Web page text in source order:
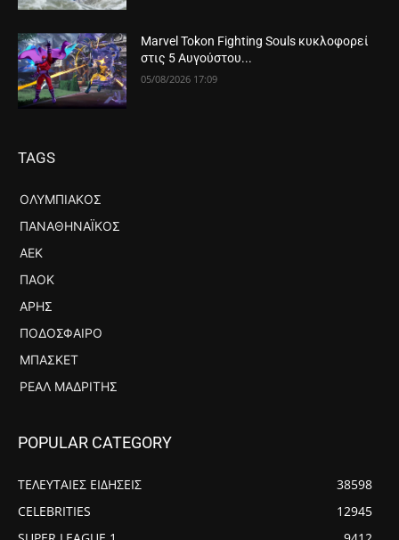
Marvel Tokon Fighting Souls κυκλοφορεί
στις 5 Αυγούστου...
05/08/2026 17:09
TAGS
ΟΛΥΜΠΙΑΚΌΣ
ΠΑΝΑΘΗΝΑΪΚΌΣ
ΑΕΚ
ΠΑΟΚ
ΆΡΗΣ
ΠΟΔΌΣΦΑΙΡΟ
ΜΠΆΣΚΕΤ
ΡΕΆΛ ΜΑΔΡΊΤΗΣ
POPULAR CATEGORY
ΤΕΛΕΥΤΑΙΕΣ ΕΙΔΗΣΕΙΣ
38598
CELEBRITIES
12945